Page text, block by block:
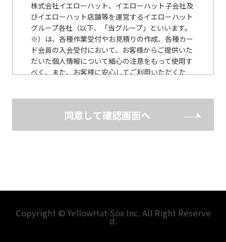
株式会社イエローハット、イエローハット子会社及
びイエローハット店舗等を運営するイエローハット
グループ各社（以下、「当グループ」といいます。
※）は、各種作業受付やお見積りの作成、各種カー
ド会員の入会受付において、お客様からご提供いた
だいた個人情報について細心の注意をもって使用す
べく、また、お客様に安心してご利用いただくた
個人情報保護に関する基本方針
を適正に取扱うとともに、安全管理について適切な
当グループは、個人情報の取扱いが適正に行われる
ように従業者への教育・指導を徹底し、適正な取扱
同意して確認画面へ
Copyright © YellowHat-Sox Inc. All Right Reserve
d.